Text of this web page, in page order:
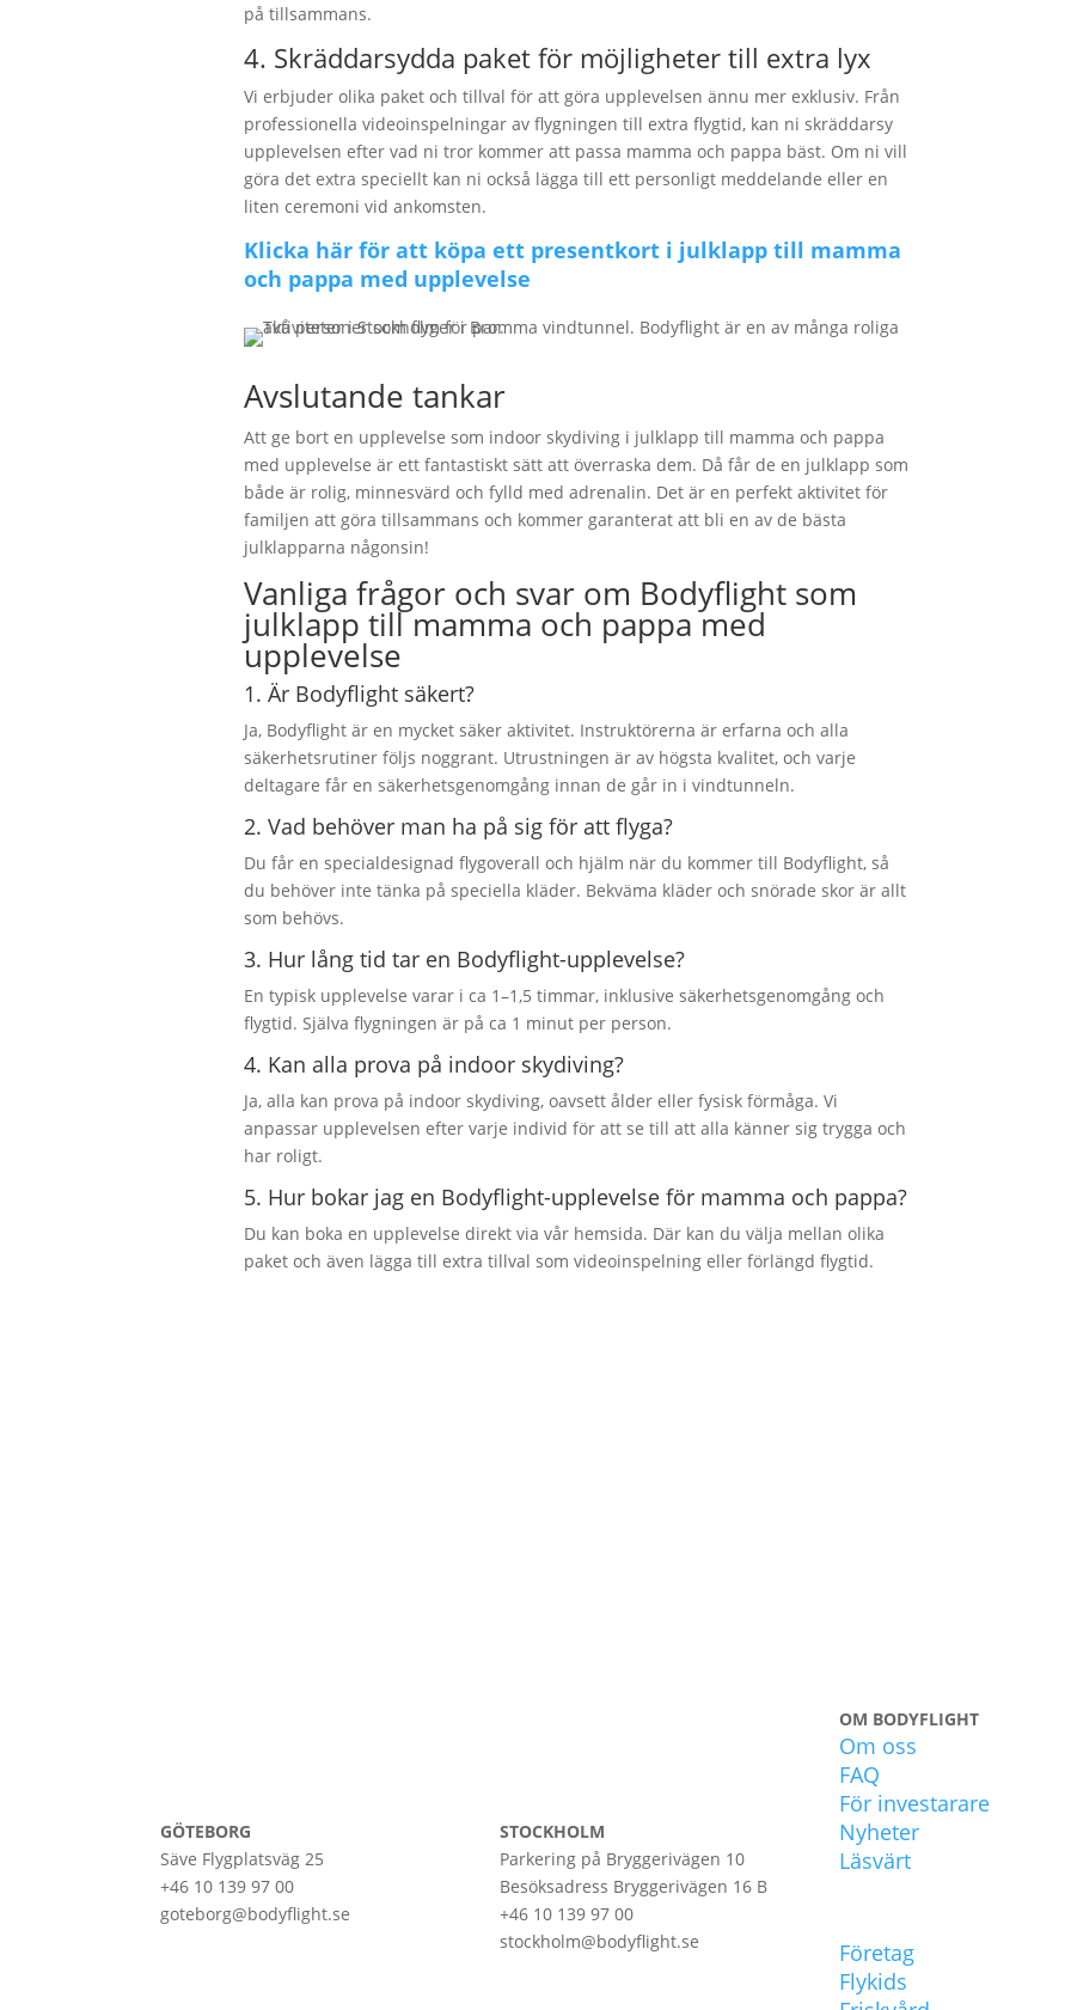
på tillsammans.
4. Skräddarsydda paket för möjligheter till extra lyx
Vi erbjuder olika paket och tillval för att göra upplevelsen ännu mer exklusiv. Från
professionella videoinspelningar av flygningen till extra flygtid, kan ni skräddarsy
upplevelsen efter vad ni tror kommer att passa mamma och pappa bäst. Om ni vill
göra det extra speciellt kan ni också lägga till ett personligt meddelande eller en
liten ceremoni vid ankomsten.
Klicka här för att köpa ett presentkort i julklapp till mamma
och pappa med upplevelse
Avslutande tankar
Att ge bort en upplevelse som indoor skydiving i julklapp till mamma och pappa
med upplevelse är ett fantastiskt sätt att överraska dem. Då får de en julklapp som
både är rolig, minnesvärd och fylld med adrenalin. Det är en perfekt aktivitet för
familjen att göra tillsammans och kommer garanterat att bli en av de bästa
julklapparna någonsin!
Vanliga frågor och svar om Bodyflight som
julklapp till mamma och pappa med
upplevelse
1. Är Bodyflight säkert?
Ja, Bodyflight är en mycket säker aktivitet. Instruktörerna är erfarna och alla
säkerhetsrutiner följs noggrant. Utrustningen är av högsta kvalitet, och varje
deltagare får en säkerhetsgenomgång innan de går in i vindtunneln.
2. Vad behöver man ha på sig för att flyga?
Du får en specialdesignad flygoverall och hjälm när du kommer till Bodyflight, så
du behöver inte tänka på speciella kläder. Bekväma kläder och snörade skor är allt
som behövs.
3. Hur lång tid tar en Bodyflight-upplevelse?
En typisk upplevelse varar i ca 1–1,5 timmar, inklusive säkerhetsgenomgång och
flygtid. Själva flygningen är på ca 1 minut per person.
4. Kan alla prova på indoor skydiving?
Ja, alla kan prova på indoor skydiving, oavsett ålder eller fysisk förmåga. Vi
anpassar upplevelsen efter varje individ för att se till att alla känner sig trygga och
har roligt.
5. Hur bokar jag en Bodyflight-upplevelse för mamma och pappa?
Du kan boka en upplevelse direkt via vår hemsida. Där kan du välja mellan olika
paket och även lägga till extra tillval som videoinspelning eller förlängd flygtid.
GÖTEBORG
Säve Flygplatsväg 25
+46 10 139 97 00
goteborg@bodyflight.se
STOCKHOLM
Parkering på Bryggerivägen 10
Besöksadress Bryggerivägen 16 B
+46 10 139 97 00
stockholm@bodyflight.se
OM BODYFLIGHT
Om oss
FAQ
För investarare
Nyheter
Läsvärt
Företag
Flykids